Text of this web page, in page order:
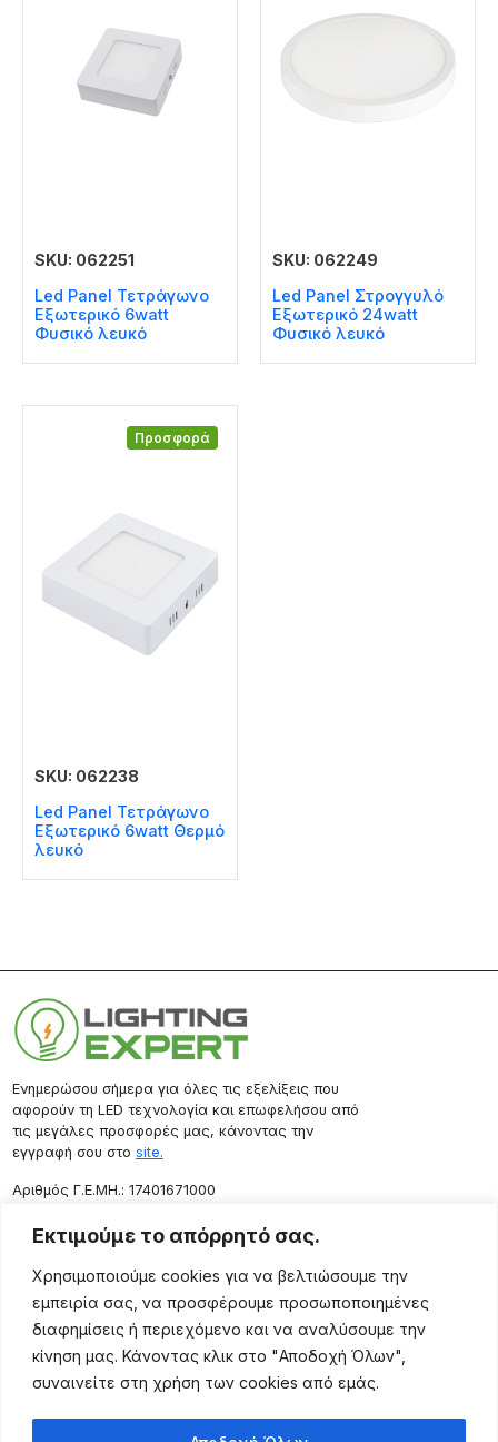
Εκτιμούμε το απόρρητό σας.
Χρησιμοποιούμε cookies για να βελτιώσουμε την
εμπειρία σας, να προσφέρουμε προσωποποιημένες
διαφημίσεις ή περιεχόμενο και να αναλύσουμε την
κίνηση μας. Κάνοντας κλικ στο "Αποδοχή Όλων",
συναινείτε στη χρήση των cookies από εμάς.
SKU: 062251
Led Panel Τετράγωνο
Εξωτερικό 6watt
Φυσικό λευκό
SKU: 062249
Led Panel Στρογγυλό
Εξωτερικό 24watt
Φυσικό λευκό
Προσφορά
SKU: 062238
Led Panel Τετράγωνο
Εξωτερικό 6watt Θερμό
λευκό
Ενημερώσου σήμερα για όλες τις εξελίξεις που
αφορούν τη LED τεχνολογία και επωφελήσου από
τις μεγάλες προσφορές μας, κάνοντας την
εγγραφή σου στο site.
Aριθμός Γ.Ε.ΜΗ.: 17401671000
Επικοινωνία
Ρόδου 133, Αθήνα 10443
(+30) 211 725 5427
sales@lightingexpert.gr
Χρήσιμες Σελίδες